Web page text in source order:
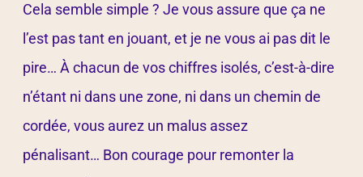
Cela semble simple ? Je vous assure que ça ne
l’est pas tant en jouant, et je ne vous ai pas dit le
pire… À chacun de vos chiffres isolés, c’est-à-dire
n’étant ni dans une zone, ni dans un chemin de
cordée, vous aurez un malus assez
pénalisant… Bon courage pour remonter la